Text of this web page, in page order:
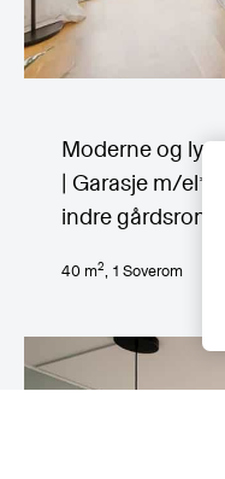
Moderne og lys
| Garasje m/el*
indre gårdsrom
40m2, 1 Soverom